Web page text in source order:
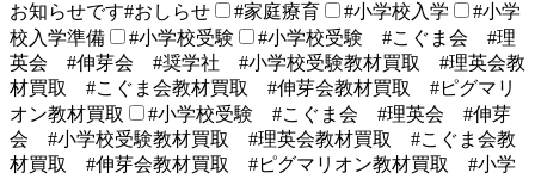
お知らせです#おしらせ
#家庭療育 #小学校入学
#小学
校入学準備
#小学校受験
#小学校受験 #こぐま会 #理
英会 #伸芽会 #奨学社 #小学校受験教材買取 #理英会教
材買取 #こぐま会教材買取 #伸芽会教材買取 #ピグマリ
オン教材買取
#小学校受験 #こぐま会 #理英会 #伸芽
会 #小学校受験教材買取 #理英会教材買取 #こぐま会教
材買取 #伸芽会教材買取 #ピグマリオン教材買取 #小学